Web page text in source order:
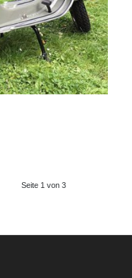
Seite 1 von 3